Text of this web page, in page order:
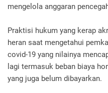
mengelola anggaran
Praktisi hukum yang kerap
heran saat mengetahui
covid-19 yang nilainya
lagi termasuk beban biaya
yang juga belum dibayarkan.